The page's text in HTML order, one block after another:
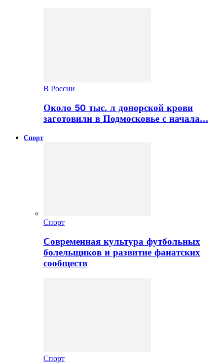
В России
Около 50 тыс. л донорской крови
заготовили в Подмосковье с начала…
Спорт
Спорт
Современная культура футбольных
болельщиков и развитие фанатских
сообществ
Спорт